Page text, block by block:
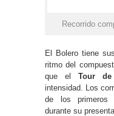
Recorrido
El Bolero tiene
ritmo del
que el Tour de
intensidad. Los
de los primeros
durante su